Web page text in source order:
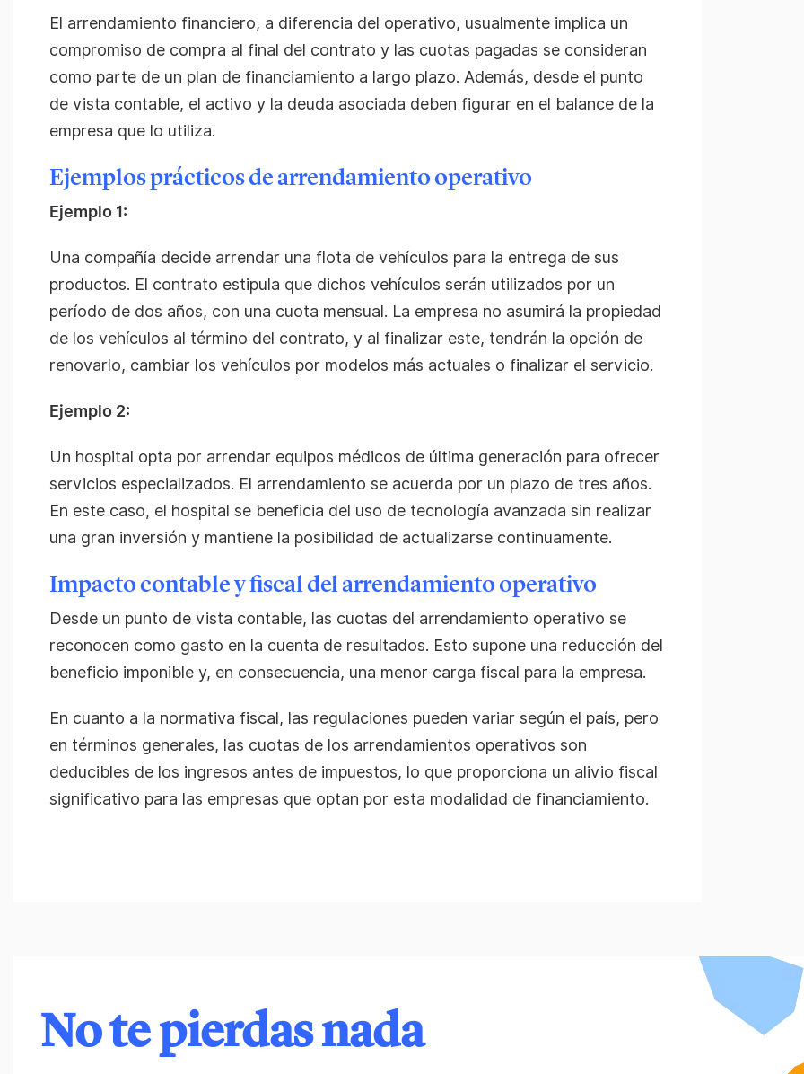
El arrendamiento financiero, a diferencia del operativo, usualmente implica un
compromiso de compra al final del contrato y las cuotas pagadas se consideran
como parte de un plan de financiamiento a largo plazo. Además, desde el punto
de vista contable, el activo y la deuda asociada deben figurar en el balance de la
empresa que lo utiliza.
Ejemplos prácticos de arrendamiento operativo
Ejemplo 1:
Una compañía decide arrendar una flota de vehículos para la entrega de sus
productos. El contrato estipula que dichos vehículos serán utilizados por un
período de dos años, con una cuota mensual. La empresa no asumirá la propiedad
de los vehículos al término del contrato, y al finalizar este, tendrán la opción de
renovarlo, cambiar los vehículos por modelos más actuales o finalizar el servicio.
Ejemplo 2:
Un hospital opta por arrendar equipos médicos de última generación para ofrecer
servicios especializados. El arrendamiento se acuerda por un plazo de tres años.
En este caso, el hospital se beneficia del uso de tecnología avanzada sin realizar
una gran inversión y mantiene la posibilidad de actualizarse continuamente.
Impacto contable y fiscal del arrendamiento operativo
Desde un punto de vista contable, las cuotas del arrendamiento operativo se
reconocen como gasto en la cuenta de resultados. Esto supone una reducción del
beneficio imponible y, en consecuencia, una menor carga fiscal para la empresa.
En cuanto a la normativa fiscal, las regulaciones pueden variar según el país, pero
en términos generales, las cuotas de los arrendamientos operativos son
deducibles de los ingresos antes de impuestos, lo que proporciona un alivio fiscal
significativo para las empresas que optan por esta modalidad de financiamiento.
No te pierdas nada